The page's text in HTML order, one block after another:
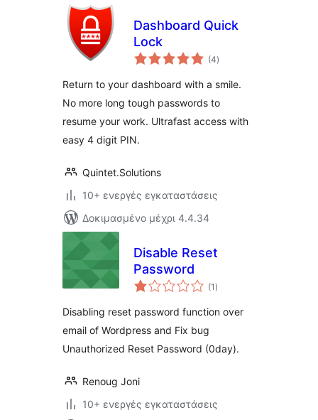
Dashboard Quick
Lock
(4αξιολογήσεις
σύνολο
)
Return to your dashboard with a smile.
No more long tough passwords to
resume your work. Ultrafast access with
easy 4 digit PIN.
Quintet.Solutions
10+ ενεργές εγκαταστάσεις
Δοκιμασμένο μέχρι 4.4.34
Disable Reset
Password
(1 αξιολογήσεις
σύνολο
)
Disabling reset password function over
email of Wordpress and Fix bug
Unauthorized Reset Password (0day).
Renoug Joni
10+ ενεργές εγκαταστάσεις